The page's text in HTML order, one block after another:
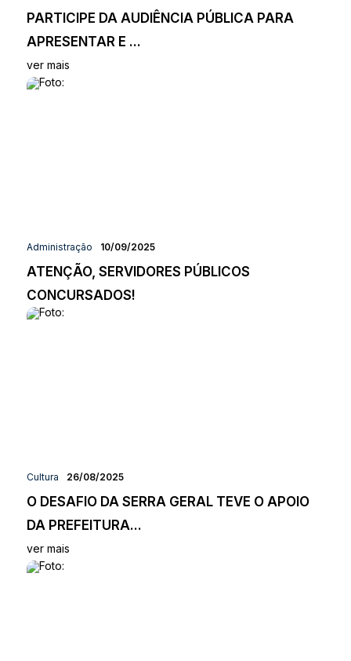
PARTICIPE DA AUDIÊNCIA PÚBLICA PARA
APRESENTAR E ...
ver mais
Administração 10/09/2025
ATENÇÃO, SERVIDORES PÚBLICOS
CONCURSADOS!
Cultura 26/08/2025
O DESAFIO DA SERRA GERAL TEVE O APOIO
DA PREFEITURA...
ver mais